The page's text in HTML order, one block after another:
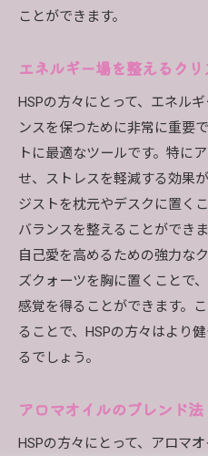
ことができます。
エネルギー場を整えるク
HSPの方々にとって、エネル
ンスを保つために非常に重要
トに最適なツールです。特に
せ、ストレスを軽減する効果
ジストを枕元やデスクに置く
バランスを整えることができ
自己愛を高めるための強力な
ズクォーツを胸に置くことで
感覚を得ることができます。
ることで、HSPの方々はより
るでしょう。
アロマオイルのブレンド法
HSPの方々にとって、アロマ